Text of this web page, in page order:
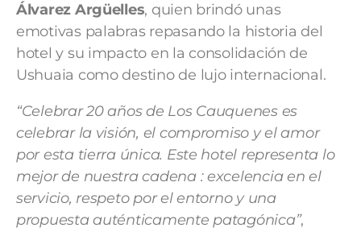
Álvarez Argüelles, quien brindó unas
emotivas palabras repasando la historia del
hotel y su impacto en la consolidación de
Ushuaia como destino de lujo internacional.
“Celebrar 20 años de Los Cauquenes es
celebrar la visión, el compromiso y el amor
por esta tierra única. Este hotel representa lo
mejor de nuestra cadena : excelencia en el
servicio, respeto por el entorno y una
propuesta auténticamente patagónica”,